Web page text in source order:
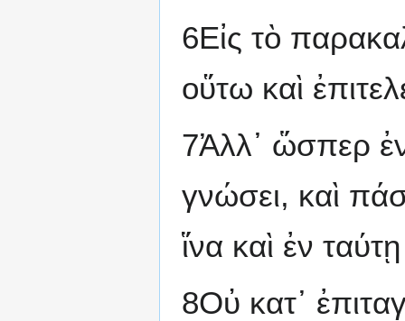
6Εἰς τὸ
οὕτω καὶ
7Ἀλλ᾽ ὥσπερ ἐν
γνώσει, καὶ
ἵνα καὶ ἐν
8Οὐ κατ᾽